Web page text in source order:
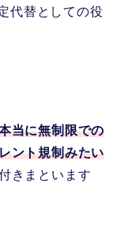
代替としての役
当に無制限での
ント規制みたい
きまといます